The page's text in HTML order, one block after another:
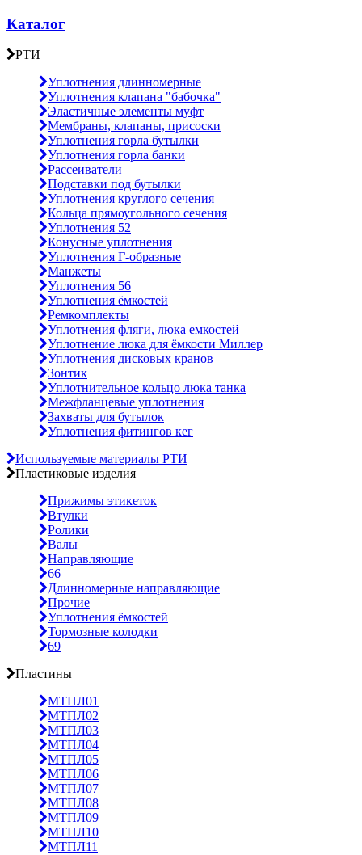
Каталог
РТИ
Уплотнения длинномерные
Уплотнения клапана "бабочка"
Эластичные элементы муфт
Мембраны, клапаны, присоски
Уплотнения горла бутылки
Уплотнения горла банки
Рассеиватели
Подставки под бутылки
Уплотнения круглого сечения
Кольца прямоугольного сечения
Уплотнения 52
Конусные уплотнения
Уплотнения Г-образные
Манжеты
Уплотнения 56
Уплотнения ёмкостей
Ремкомплекты
Уплотнения фляги, люка емкостей
Уплотнение люка для ёмкости Миллер
Уплотнения дисковых кранов
Зонтик
Уплотнительное кольцо люка танка
Межфланцевые уплотнения
Захваты для бутылок
Уплотнения фитингов кег
Используемые материалы РТИ
Пластиковые изделия
Прижимы этикеток
Втулки
Ролики
Валы
Направляющие
66
Длинномерные направляющие
Прочие
Уплотнения ёмкостей
Тормозные колодки
69
Пластины
МТПЛ01
МТПЛ02
МТПЛ03
МТПЛ04
МТПЛ05
МТПЛ06
МТПЛ07
МТПЛ08
МТПЛ09
МТПЛ10
МТПЛ11